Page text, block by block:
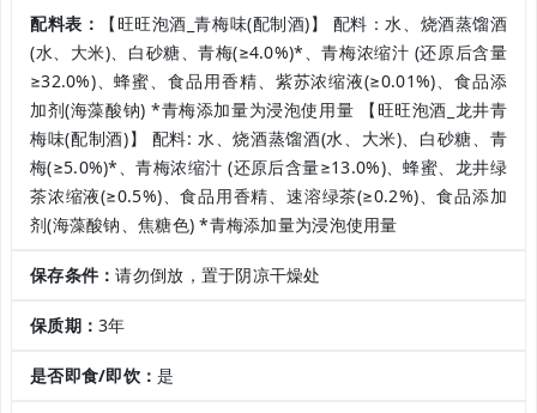
配料表：
【旺旺泡酒_青梅味(配制酒)】 配料：水、烧酒蒸馏酒
(水、大米)、白砂糖、青梅(≥4.0%)*、青梅浓缩汁 (还原后含量
≥32.0%)、蜂蜜、食品用香精、紫苏浓缩液(≥0.01%)、食品添
加剂(海藻酸钠) *青梅添加量为浸泡使用量 【旺旺泡酒_龙井青
梅味(配制酒)】 配料: 水、烧酒蒸馏酒(水、大米)、白砂糖、青
梅(≥5.0%)*、青梅浓缩汁 (还原后含量≥13.0%)、蜂蜜、龙井绿
茶浓缩液(≥0.5%)、食品用香精、速溶绿茶(≥0.2%)、食品添加
剂(海藻酸钠、焦糖色) *青梅添加量为浸泡使用量
保存条件：请勿倒放，置于阴凉干燥处
保质期：3年
是否即食/即饮：是